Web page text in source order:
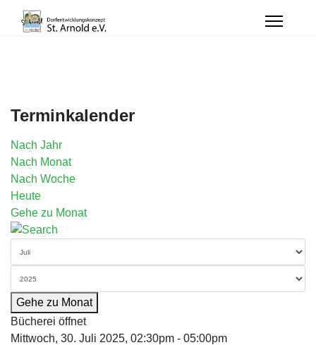
Terminkalender
Nach Jahr
Nach Monat
Nach Woche
Heute
Gehe zu Monat
Gehe zu Monat
Bücherei öffnet
Mittwoch, 30. Juli 2025, 02:30pm - 05:00pm